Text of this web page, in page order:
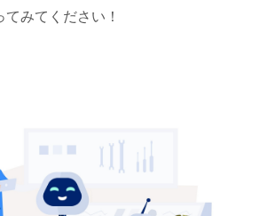
みてください！